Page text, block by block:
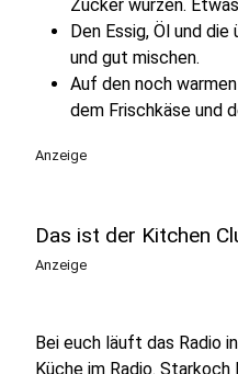
Zucker würzen.
Den Essig, Öl und
und gut mischen.
Auf den noch
dem Frischkäse und
Anzeige
Das ist der Kitchen
Anzeige
Bei euch läuft das Radio
Küche im Radio.